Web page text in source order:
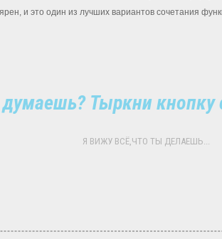
и это один из лучших вариантов сочетания
Тыркни кнопку
Я ВИЖУ ВСЁ,ЧТО ТЫ ДЕЛАЕШЬ...